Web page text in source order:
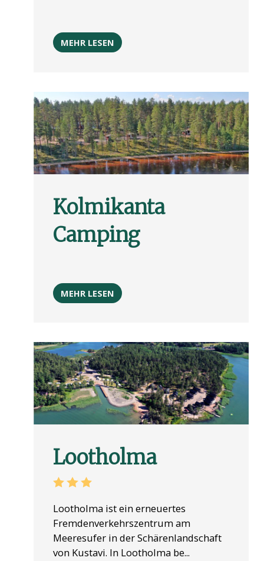
MEHR LESEN
Kolmikanta
Camping
MEHR LESEN
Lootholma
Lootholma ist ein erneuertes
Fremdenverkehrszentrum am
Meeresufer in der Schärenlandschaft
von Kustavi. In Lootholma be...